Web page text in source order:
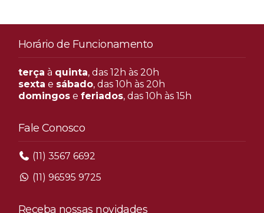
Horário de Funcionamento
terça à quinta, das 12h às 20h
sexta e sábado, das 10h às 20h
domingose feriados, das 10h às 15h
Fale Conosco
(11) 3567 6692
(11) 96595 9725
Receba nossas novidades